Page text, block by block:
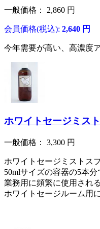
一般価格： 2,860 円
会員価格(税込): 2,640 円
今年需要が高い、高濃度
ホワイトセージミス
一般価格： 3,300 円
ホワイトセージミストス
50mlサイズの容器の5本分
業務用に頻繁に使用され
ホワイトセージルーム用